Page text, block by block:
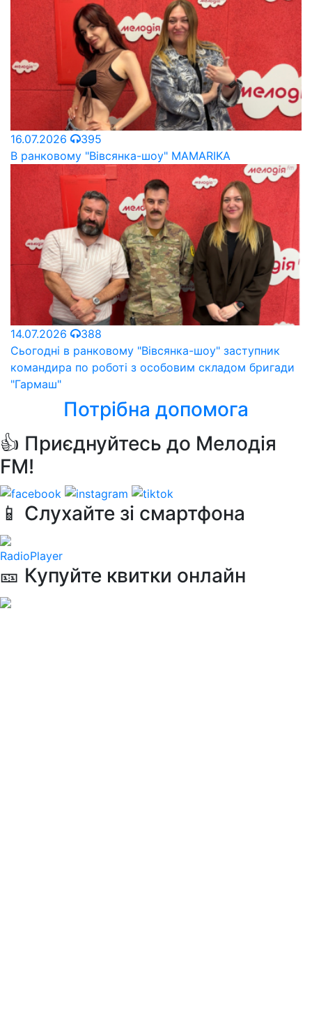
16.07.2026
395
В ранковому "Вівсянка-шоу" MAMARIKA
14.07.2026
388
Сьогодні в ранковому "Вівсянка-шоу" заступник
командира по роботі з особовим складом бригади
"Гармаш"
Потрібна допомога
👍 Приєднуйтесь до Мелодія
FM!
📱 Слухайте зі смартфона
RadioPlayer
🎫 Купуйте квитки онлайн